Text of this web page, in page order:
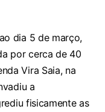
dia 5 de março,
por cerca de 40
Vira Saia, na
a
fisicamente as